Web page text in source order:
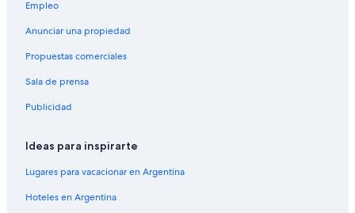
Empleo
Anunciar una propiedad
Propuestas comerciales
Sala de prensa
Publicidad
Ideas para inspirarte
Lugares para vacacionar en Argentina
Hoteles en Argentina